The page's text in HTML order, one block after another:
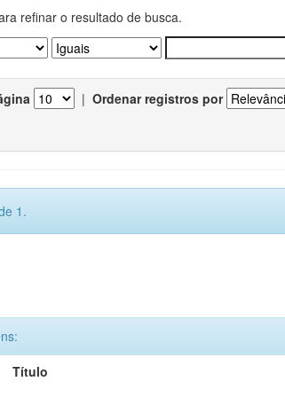
refinar o resultado de busca.
| Ordenar registros por
1.
Título